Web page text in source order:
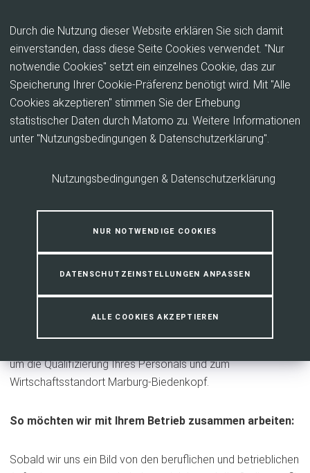
Durch die Nutzung dieser Website erklären Sie sich damit
einverstanden, dass diese Seite Cookies verwendet. "Nur
notwendie Cookies" setzt ein einzelnes Cookie, das zur
Speicherung Ihrer Cookie-Präferenz benötigt wird. Mit "Alle
Cookies akzeptieren" stimmen Sie der Erhebung
statistischer Daten durch Matomo zu. Weitere Informationen
unter "Nutzungsbedingungen & Datenschutzerklärung".
Nutzungsbedingungen & Datenschutzerklärung
NUR NOTWENDIGE COOKIES
DATENSCHUTZEINSTELLUNGEN ANPASSEN
ALLE COOKIES AKZEPTIEREN
Vermittlung in Arbeit und
Ausbildung
Personalvermittlung...einfach mit uns!
Der Arbeitgeber-Personalservice und das Fallmanagement
Arbeitsmarktpartner!
Wir bieten für ihren Betrieb die unbürokratische, schnelle und
passgenaue Vermittlung von Arbeitskräften und
um die Qualifizierung Ihres Personals und zum
Wirtschaftsstandort Marburg-Biedenkopf.
So möchten wir mit Ihrem Betrieb zusammen arbeiten:
Sobald wir uns ein Bild von den beruflichen und betrieblichen